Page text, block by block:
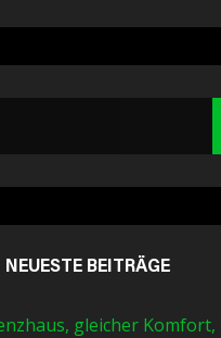
NEUESTE BEITRÄGE
gleicher Komfort,